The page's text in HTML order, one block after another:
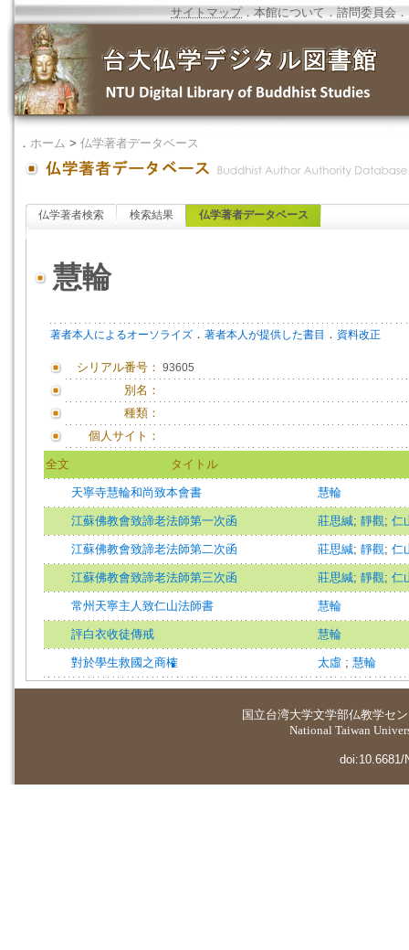
サイトマップ．本館について ．諮問委員会 ．
． ホーム > 仏学著者データベース
仏学著者検索 検索結果 仏学著者データベース
慧輪
著者本人によるオーソライズ ． 著者本人が提供した書目 ． 資料改正
シリアル番号： 93605
別名：
種類：
個人サイト：
全文 タイトル
天寧寺慧輪和尚致本會書 慧輪
江蘇佛教會致諦老法師第一次函 莊思緘; 靜觀; 仁
江蘇佛教會致諦老法師第二次函 莊思緘; 靜觀; 仁
江蘇佛教會致諦老法師第三次函 莊思緘; 靜觀; 仁
常州天寧主人致仁山法師書 慧輪
評白衣收徒傳戒 慧輪
對於學生救國之商榷 太虛 ; 慧輪
国立台湾大学文学部仏教学セ
National Taiwan
doi:10.6681/